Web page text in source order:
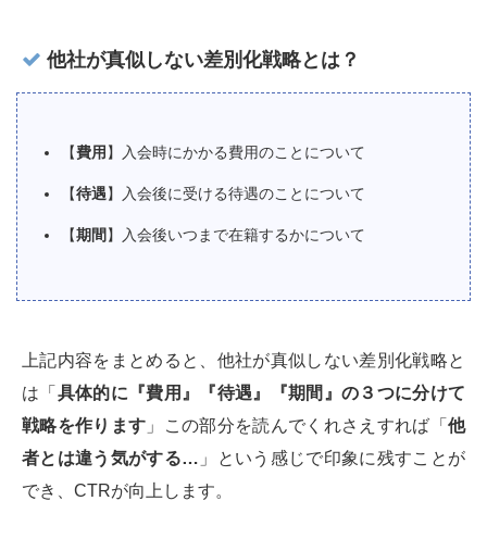
他社が真似しない差別化戦略とは？
【費用 】入会時にかかる費用のことについて
【待遇】入会後に受ける待遇のことについて
【期間 】入会後いつまで在籍するかについて
上記内容をまとめると、他社が真似しない差別化戦略と
は「 具体的に『費用』『待遇』『期間』の３つに分けて
戦略を作ります 」この部分を読んでくれさえすれば「他
者とは違う気がする… 」という感じで印象に残すことが
でき、CTRが向上します。